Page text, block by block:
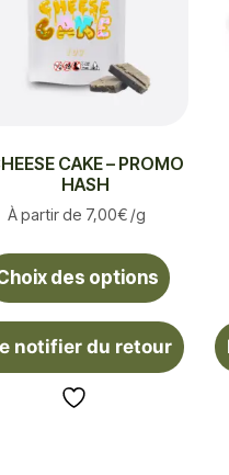
CAKE – PROMO
HASH
À partir de 7,00€/g
des options
notifier du retour